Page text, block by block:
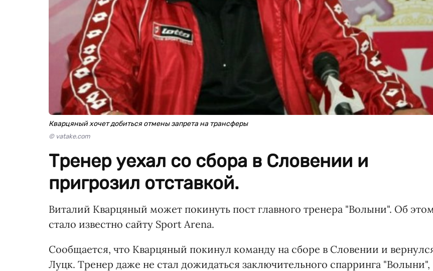
Кварцяный хочет добиться отмены запрета на трансферы
© vatake.com
Тренер уехал со сбора в Словении и
пригрозил отставкой.
Виталий Кварцяный может покинуть пост главного тренера "Волыни". Об этом
стало известно сайту Sport Arena.
Сообщается, что Кварцяный покинул команду на сборе в Словении и
Луцк. Тренер даже не стал дожидаться заключительного спарринга "Волыни",